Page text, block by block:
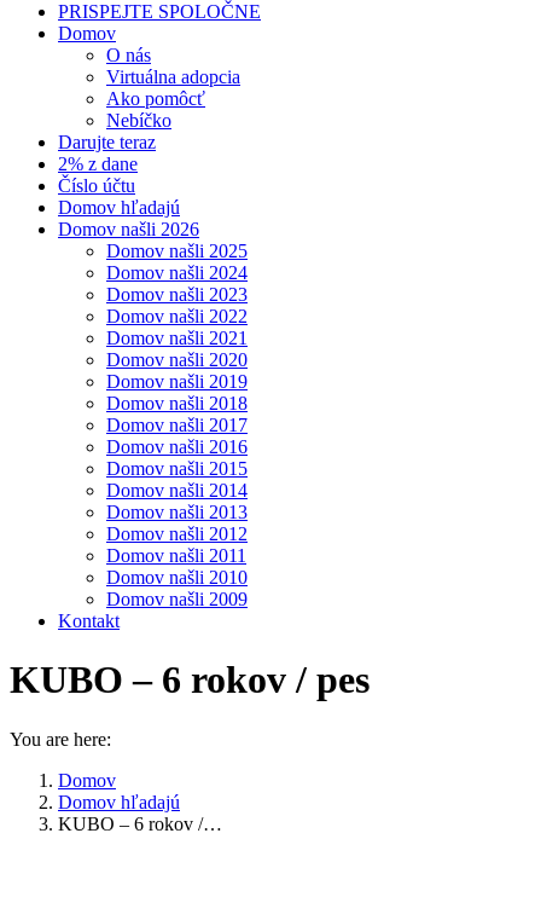
PRISPEJTE SPOLOČNE
Domov
O nás
Virtuálna adopcia
Ako pomôcť
Nebíčko
Darujte teraz
2% z dane
Číslo účtu
Domov hľadajú
Domov našli 2026
Domov našli 2025
Domov našli 2024
Domov našli 2023
Domov našli 2022
Domov našli 2021
Domov našli 2020
Domov našli 2019
Domov našli 2018
Domov našli 2017
Domov našli 2016
Domov našli 2015
Domov našli 2014
Domov našli 2013
Domov našli 2012
Domov našli 2011
Domov našli 2010
Domov našli 2009
Kontakt
KUBO – 6 rokov / pes
You are here:
Domov
Domov hľadajú
KUBO – 6 rokov /…